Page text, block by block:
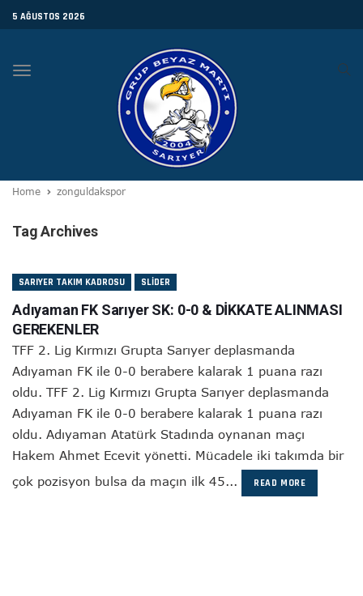
5 AĞUSTOS 2026
Toggle
Home zonguldakspor
Tag Archives
SARIYER TAKIM KADROSU SLIDER
Adıyaman FK Sarıyer SK: 0-0 & DİKKATE ALINMASI
GEREKENLER
TFF 2. Lig Kırmızı Grupta Sarıyer deplasmanda
Adıyaman FK ile 0-0 berabere kalarak 1 puana razı
oldu. TFF 2. Lig Kırmızı Grupta Sarıyer deplasmanda
Adıyaman FK ile 0-0 berabere kalarak 1 puana razı
oldu. Adıyaman Atatürk Stadında oynanan maçı
Hakem Ahmet Ecevit yönetti. Mücadele iki takımda bir
çok pozisyon bulsa da maçın ilk 45...
READ MORE